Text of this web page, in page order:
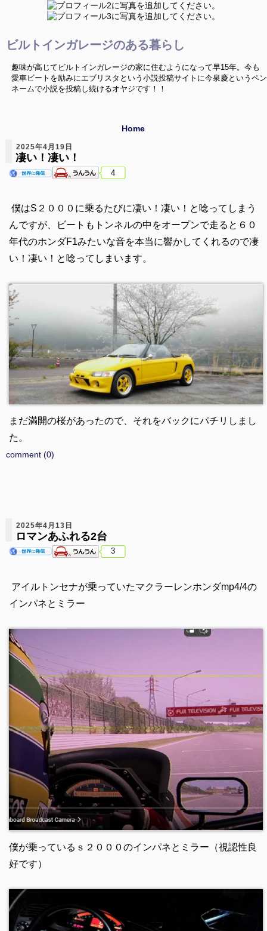
ビルトインガレージのある暮らし
趣味が高じてビルトインガレージの家に住むようになって早15年。今も
愛車ビートを励みにエブリスタという小説投稿サイトに今泉慶というペン
ネームで小説を投稿し続けるオヤジです！！
Home
2025年4月19日
凄い！凄い！
4
僕はS２０００に乗るたびに凄い！凄い！と唸ってしまう
んですが、ビートもトンネルの中をオープンで走ると６０
年代のホンダF1みたいな音を本当に響かしてくれるので凄
い！凄い！と唸ってしまいます。
まだ満開の桜があったので、それをバックにパチリしまし
た。
comment (0)
2025年4月13日
ロマンあふれる2台
3
アイルトンセナが乗っていたマクラーレンホンダmp4/4の
インパネとミラー
僕が乗っているｓ２０００のインパネとミラー（視認性良
好です）